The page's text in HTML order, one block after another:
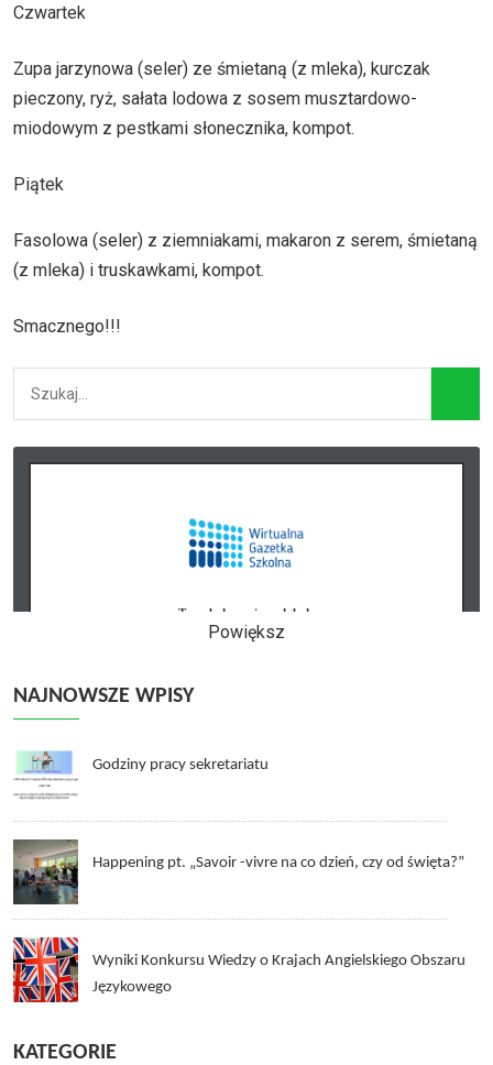
Czwartek
Zupa jarzynowa (seler) ze śmietaną (z mleka), kurczak
pieczony, ryż, sałata lodowa z sosem musztardowo-
miodowym z pestkami słonecznika, kompot.
Piątek
Fasolowa (seler) z ziemniakami, makaron z serem, śmietaną
(z mleka) i truskawkami, kompot.
Smacznego!!!
Powiększ
NAJNOWSZE WPISY
Godziny pracy sekretariatu
Happening pt. „Savoir -vivre na co dzień, czy od święta?”
Wyniki Konkursu Wiedzy o Krajach Angielskiego Obszaru
Językowego
KATEGORIE